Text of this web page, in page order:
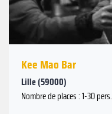
Kee Mao Bar
Lille (59000)
Nombre de places : 1-30 pers.